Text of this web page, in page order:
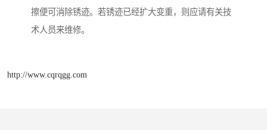
擦便可消除锈迹。若锈迹已经扩大变重，则应请有关技
术人员来维修。
http://www.cqrqgg.com